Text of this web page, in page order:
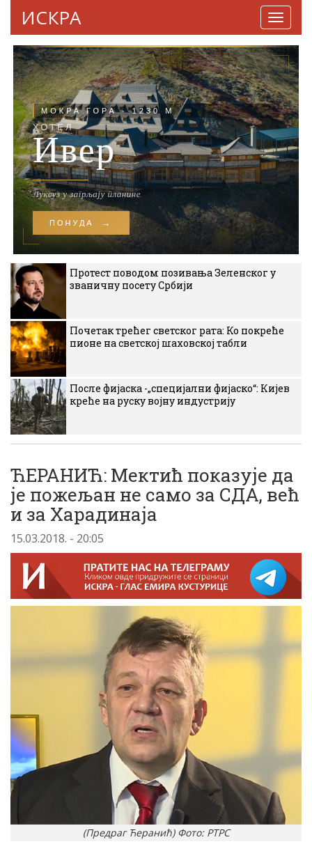
ИСКРА
Протест поводом позивања Зеленског у
званичну посету Србији
Почетак трећег светског рата: Ко покреће
пионе на светској шаховској табли
После фијаска -„специјални фијаско“: Кијев
креће на руску војну индустрију
ЋЕРАНИЋ: Мектић показује да
је пожељан не само за СДА, већ
и за Харадинаја
15.03.2018. - 20:05
(Предраг Ћеранић) Фото: РТРС